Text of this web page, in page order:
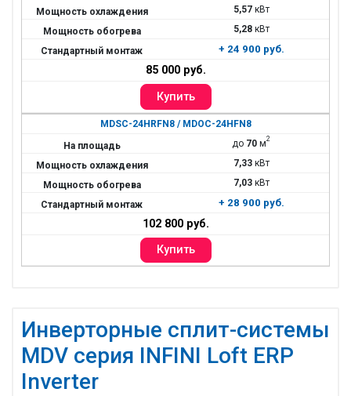
5,57кВт
5,28кВт
+ 24 900 руб.
85 000 руб.
MDSC-24HRFN8 / MDOC-24HFN8
до 70 м2
7,33кВт
7,03кВт
+ 28 900 руб.
102 800 руб.
Инверторные сплит-системы
MDV серия INFINI Loft ERP
Inverter